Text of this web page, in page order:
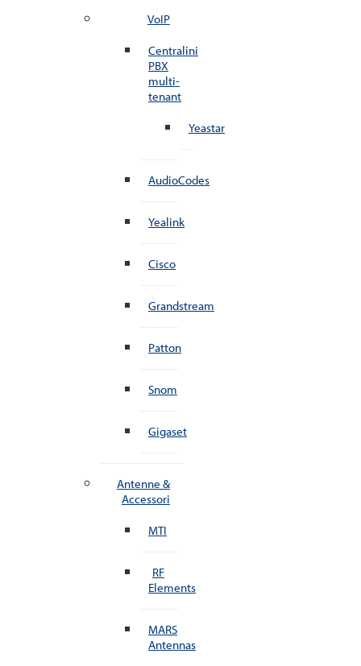
VoIP
Centralini
PBX
multi-
tenant
Yeastar
AudioCodes
Yealink
Cisco
Grandstream
Patton
Snom
Gigaset
Antenne &
Accessori
MTI
RF
Elements
MARS
Antennas